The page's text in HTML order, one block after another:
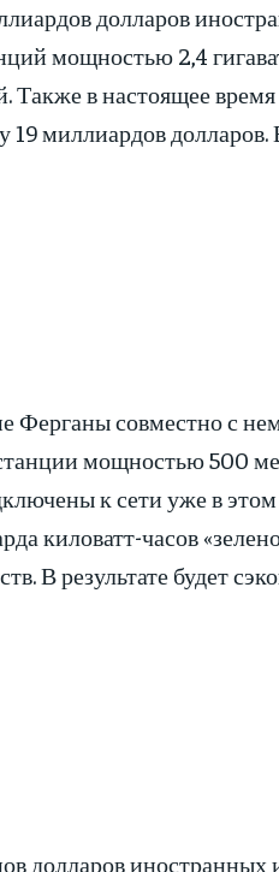
долларов
мощностью 2,4
Также в настоящее
миллиардов
Ферганы совместно с
мощностью 500
к сети уже в
киловатт-часов
В результате будет
долларов иностранных